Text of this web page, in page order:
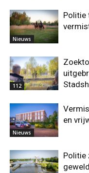
Nieuws
Politie
112
Nieuws
en
Politie